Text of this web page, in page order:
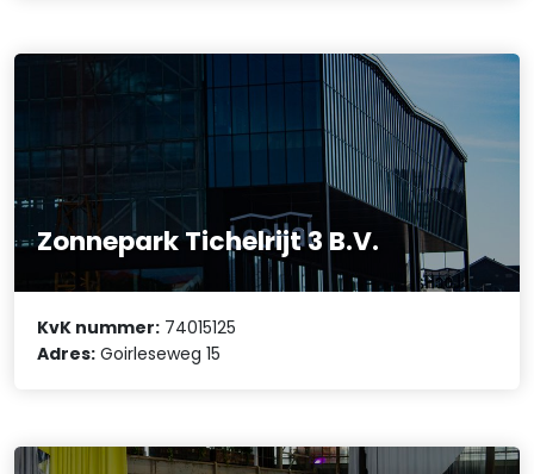
Zonnepark Tichelrijt 3 B.V.
KvK nummer: 74015125
Adres: Goirleseweg 15